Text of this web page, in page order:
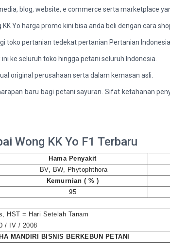
blog, website, e commerce serta marketplace
Yo harga promo kini bisa anda beli dengan cara
toko pertanian tedekat pertanian Pertanian Indonesia.
ke seluruh toko hingga petani seluruh Indonesia.
original perusahaan serta dalam kemasan asli.
baru bagi petani sayuran. Sifat ketahanan
Wong KK Yo F1 Terbaru
Hama Penyakit
BV, BW, Phytophthora
Kemurnian ( % )
95
HST = Hari Setelah Tanam
/ IV / 2008
MANDIRI BISNIS BERKEBUN PETANI